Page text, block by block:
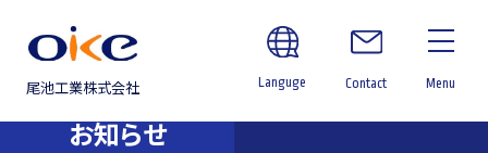
尾池工業株式会社 Languge Contact Menu
お知らせ